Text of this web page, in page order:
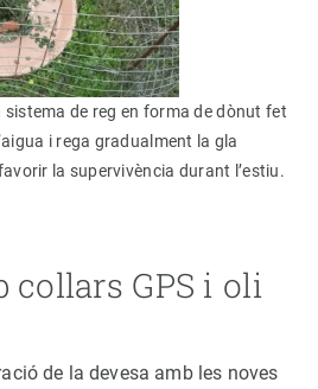
sistema de reg en forma de dònut fet
i rega gradualment la gla
la supervivència durant l’estiu.
collars GPS i oli
de la devesa amb les noves